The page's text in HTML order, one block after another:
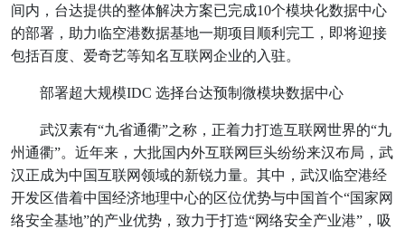
间内，台达提供的整体解决方案已完成10个模块化数据中心
的部署，助力临空港数据基地一期项目顺利完工，即将迎接
包括百度、爱奇艺等知名互联网企业的入驻。
部署超大规模IDC 选择台达预制微模块数据中心
武汉素有“九省通衢”之称，正着力打造互联网世界的“九
州通衢”。近年来，大批国内外互联网巨头纷纷来汉布局，武
汉正成为中国互联网领域的新锐力量。其中，武汉临空港经
开发区借着中国经济地理中心的区位优势与中国首个“国家网
络安全基地”的产业优势，致力于打造“网络安全产业港”，吸